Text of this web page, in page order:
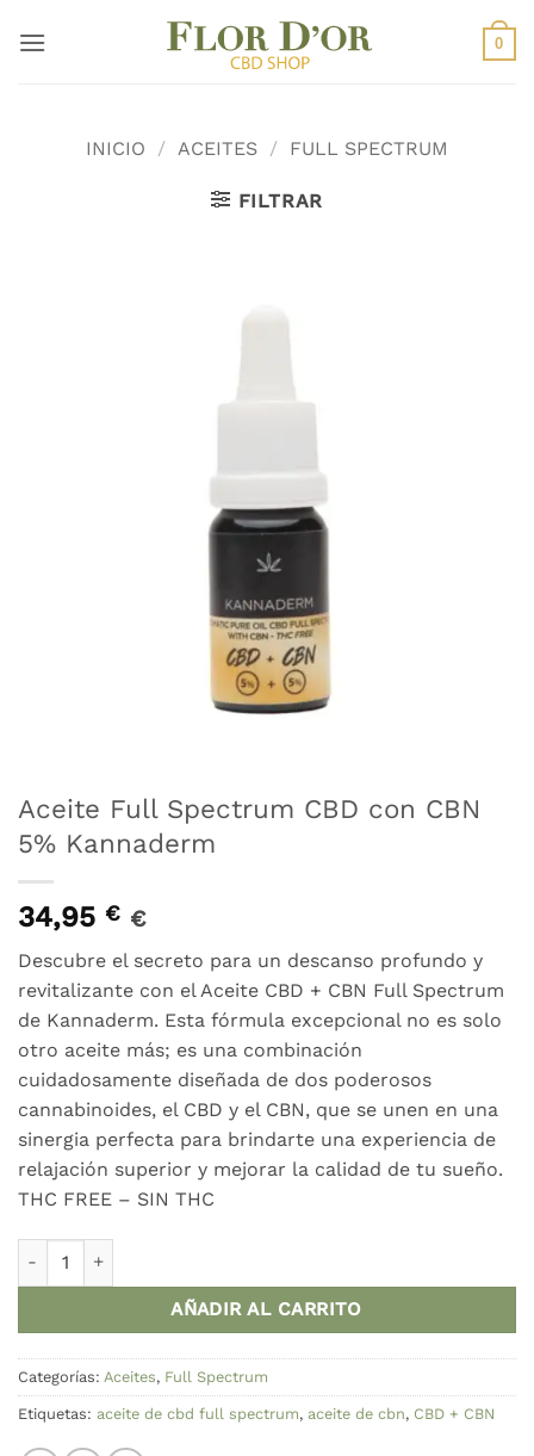
0
INICIO / ACEITES / FULL SPECTRUM
FILTRAR
Aceite Full Spectrum CBD con CBN
5% Kannaderm
34,95 € €
Descubre el secreto para un descanso profundo y
revitalizante con el Aceite CBD + CBN Full Spectrum
de Kannaderm. Esta fórmula excepcional no es solo
otro aceite más; es una combinación
cuidadosamente diseñada de dos poderosos
cannabinoides, el CBD y el CBN, que se unen en una
sinergia perfecta para brindarte una experiencia de
relajación superior y mejorar la calidad de tu sueño.
THC FREE – SIN THC
AÑADIR AL CARRITO
Categorías: Aceites, Full Spectrum
Etiquetas: aceite de cbd full spectrum, aceite de cbn, CBD + CBN